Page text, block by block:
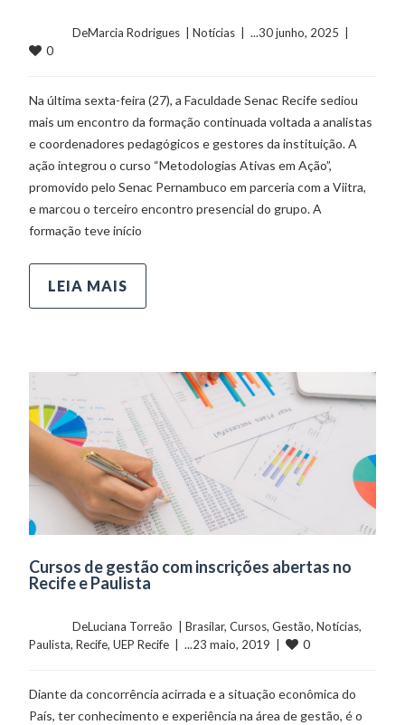
	    	DeMarcia Rodrigues  |
Notícias
0
Na última sexta-feira (27), a Faculdade Senac Recife sediou
mais um encontro da formação continuada voltada a analistas
e coordenadores pedagógicos e gestores da instituição. A
ação integrou o curso “Metodologias Ativas em Ação”,
promovido pelo Senac Pernambuco em parceria com a Viitra,
e marcou o terceiro encontro presencial do grupo. A
formação teve início
LEIA MAIS
Cursos de gestão com inscrições abertas no
Recife e Paulista
	    	DeLuciana Torreão  |
Brasilar, Cursos, Gestão, Notícias
Paulista, Recife, UEP Recife
  |  ...23 maio, 2019  |
0
Diante da concorrência acirrada e a situação econômica do
País, ter conhecimento e experiência na área de gestão, é o